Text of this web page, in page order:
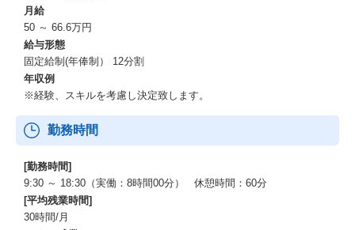
月給
50 ～ 66.6万円
給与形態
固定給制(年俸制） 12分割
年収例
※経験、スキルを考慮し決定致します。
勤務時間
[勤務時間]
9:30 ～ 18:30（実働：8時間00分） 休憩時間：60分
[平均残業時間]
30時間/月